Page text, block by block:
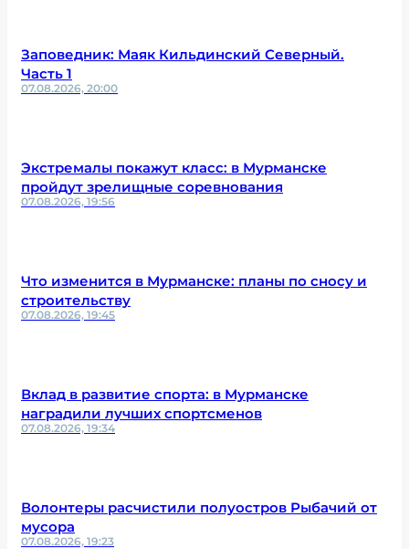
Заповедник: Маяк Кильдинский Северный.
Часть 1
07.08.2026, 20:00
Экстремалы покажут класс: в Мурманске
пройдут зрелищные соревнования
07.08.2026, 19:56
Что изменится в Мурманске: планы по сносу и
строительству
07.08.2026, 19:45
Вклад в развитие спорта: в Мурманске
наградили лучших спортсменов
07.08.2026, 19:34
Волонтеры расчистили полуостров Рыбачий от
мусора
07.08.2026, 19:23